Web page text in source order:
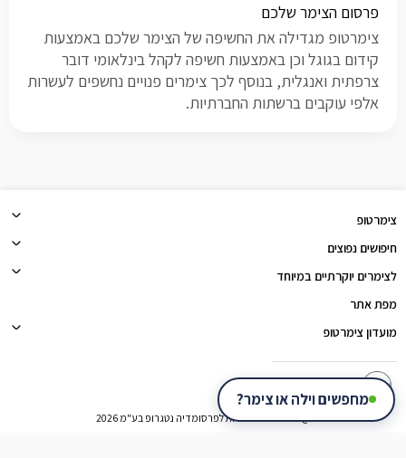
פרסום הצימר שלכם
צימרטופ מגדילה את החשיפה של הצימר שלכם באמצעות
קידום בגוגל וכן באמצעות חשיפה לקהל בינלאומי דובר
צרפתית ואנגלית, בנוסף לכך צימרים פנויים נחשפים לעשרות
אלפי עוקבים ברשתות החברתיות.
צימרטופ
צימרטופ
חיפושים נפוצים
לצימרים יוקרתיים במיוחד
מפת אתר
מועדון צימרטופ
@כל הזכויות שמורות לפרסומדיה נטגרופ בע"מ 2026
מחפשים וילה או צימר?